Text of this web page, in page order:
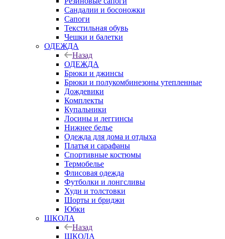
Сандалии и босоножки
Сапоги
Текстильная обувь
Чешки и балетки
ОДЕЖДА
Назад
ОДЕЖДА
Брюки и джинсы
Брюки и полукомбинезоны утепленные
Дождевики
Комплекты
Купальники
Лосины и леггинсы
Нижнее белье
Одежда для дома и отдыха
Платья и сарафаны
Спортивные костюмы
Термобелье
Флисовая одежда
Футболки и лонгсливы
Худи и толстовки
Шорты и бриджи
Юбки
ШКОЛА
Назад
ШКОЛА